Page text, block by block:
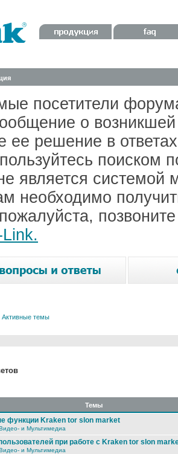
посетители
о
ее решение в
поиском
является системой
необходимо
Активные темы
Темы
функции Kraken tor slon market
и Мультимедиа
при работе с Kraken tor slon
и Мультимедиа